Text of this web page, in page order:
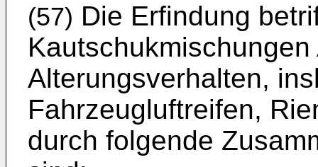
(57) Die Erfindung
Alterungsverhalten,
Fahrzeugluftreifen,
durch folgende